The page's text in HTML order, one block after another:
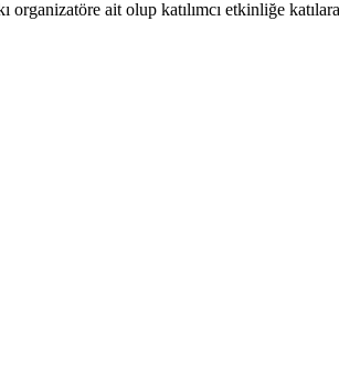
ait olup katılımcı etkinliğe